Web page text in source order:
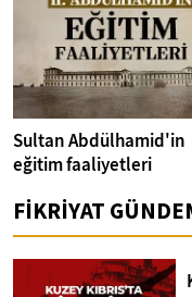
Sultan Abdülhamid'in
eğitim faaliyetleri
FİKRİYAT